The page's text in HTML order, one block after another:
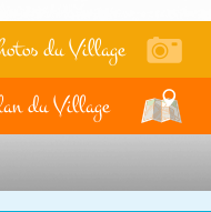
du Village
du Village